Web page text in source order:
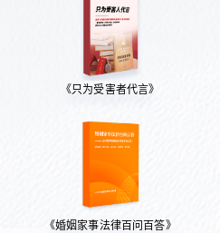
《只为受害者代言》
《婚姻家事法律百问百答》